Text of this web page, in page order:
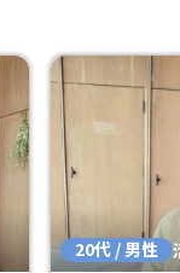
20代 / 男性